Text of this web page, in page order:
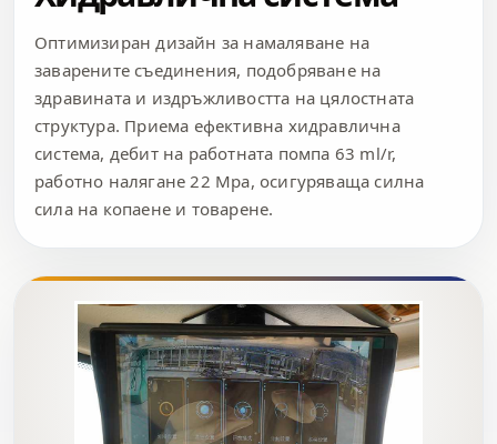
Оптимизиран дизайн за намаляване на
заварените съединения, подобряване на
здравината и издръжливостта на цялостната
структура. Приема ефективна хидравлична
система, дебит на работната помпа 63 ml/r,
работно налягане 22 Mpa, осигуряваща силна
сила на копаене и товарене.